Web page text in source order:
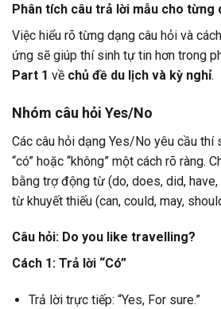
Phân tích câu trả lời mẫu cho từng
Việc hiểu rõ từng dạng câu hỏi và
ứng sẽ giúp thí sinh tự tin hơn trong
Part 1 về chủ đề du lịch và kỳ nghỉ.
Nhóm câu hỏi Yes/No
Các câu hỏi dạng Yes/No yêu cầu thí
“có” hoặc “không” một cách rõ ràng.
bằng trợ động từ (do, does, did,
từ khuyết thiếu (can, could, may,
Câu hỏi: Do you like travelling?
Cách 1: Trả lời “Có”
Trả lời trực tiếp: “Yes, For sure.”